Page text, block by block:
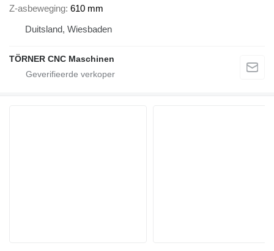
Z-asbeweging 610 mm
Duitsland, Wiesbaden
TÖRNER CNC Maschinen